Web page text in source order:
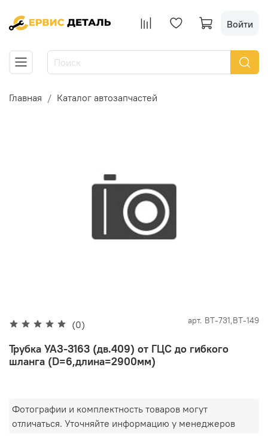
Войти
Главная Каталог автозапчастей
(0) арт. ВТ-731,ВТ-149
Трубка УАЗ-3163 (дв.409) от ГЦС до гибкого
шланга (D=6,длина=2900мм)
Фотографии и комплектность товаров могут
отличаться. Уточняйте информацию у менеджеров